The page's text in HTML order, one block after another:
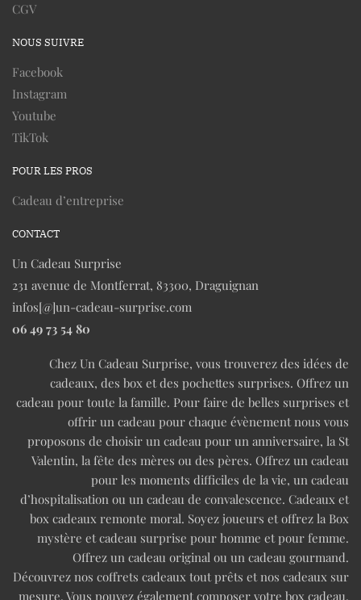
CGV
NOUS SUIVRE
Facebook
Instagram
Youtube
TikTok
POUR LES PROS
Cadeau d’entreprise
CONTACT
Un Cadeau Surprise
231 avenue de Montferrat, 83300, Draguignan
infos[@]un-cadeau-surprise.com
06 49 73 54 80
Chez Un Cadeau Surprise, vous trouverez des idées de
cadeaux, des box et des pochettes surprises. Offrez un
cadeau pour toute la famille. Pour faire de belles surprises et
offrir un cadeau pour chaque évènement nous vous
proposons de choisir un cadeau pour un anniversaire, la St
Valentin, la fête des mères ou des pères. Offrez un cadeau
pour les moments difficiles de la vie, un cadeau
d’hospitalisation ou un cadeau de convalescence. Cadeaux et
box cadeaux remonte moral. Soyez joueurs et offrez la Box
mystère et cadeau surprise pour homme et pour femme.
Offrez un cadeau original ou un cadeau gourmand.
Découvrez nos coffrets cadeaux tout prêts et nos cadeaux sur
mesure. Vous pouvez également composer votre box cadeau.